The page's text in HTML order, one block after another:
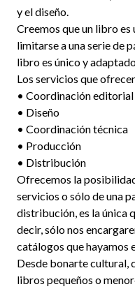
y el diseño.
Creemos que un libro es
limitarse a una serie de
libro es único y
Los servicios que
• Coordinación editorial
• Diseño
• Coordinación técnica
• Producción
• Distribución
Ofrecemos la
servicios o sólo de una
distribución, es la única
decir, sólo nos
catálogos que hayamos
Desde bonarte cultural,
libros pequeños o